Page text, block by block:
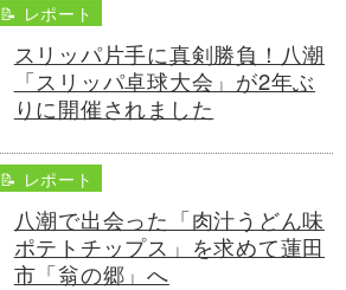
📝 レポート
スリッパ片手に真剣勝負！八潮
「スリッパ卓球大会」が2年ぶ
りに開催されました
📝 レポート
八潮で出会った「肉汁うどん味
ポテトチップス」を求めて蓮田
市「翁の郷」へ